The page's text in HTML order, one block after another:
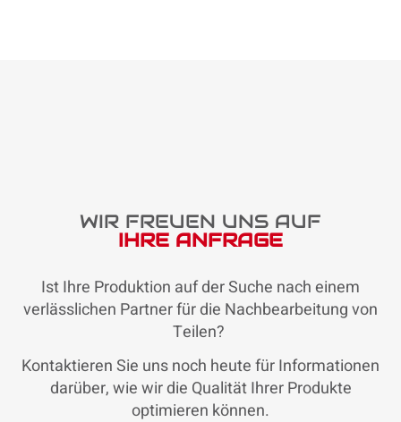
WIR FREUEN UNS AUF
IHRE ANFRAGE
Ist Ihre Produktion auf der Suche nach einem
verlässlichen Partner für die Nachbearbeitung von
Teilen?
Kontaktieren Sie uns noch heute für Informationen
darüber, wie wir die Qualität Ihrer Produkte
optimieren können.